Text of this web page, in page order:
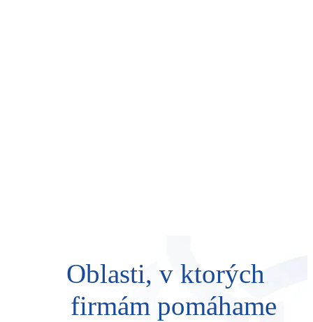
Oblasti, v ktorých
firmám pomáhame